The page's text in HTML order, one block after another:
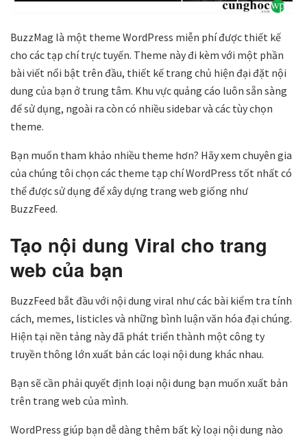
BuzzMag là một theme WordPress miễn phí được thiết kế
cho các tạp chí trực tuyến. Theme này đi kèm với một phần
bài viết nổi bật trên đầu, thiết kế trang chủ hiện đại đặt nội
dung của bạn ở trung tâm. Khu vực quảng cáo luôn sẵn sàng
để sử dụng, ngoài ra còn có nhiều sidebar và các tùy chọn
theme.
Bạn muốn tham khảo nhiều theme hơn? Hãy xem chuyên gia
của chúng tôi chọn các theme tạp chí WordPress tốt nhất có
thể được sử dụng để xây dựng trang web giống như
BuzzFeed.
Tạo nội dung Viral cho trang
web của bạn
BuzzFeed bắt đầu với nội dung viral như các bài kiểm tra tính
cách, memes, listicles và những bình luận văn hóa đại chúng.
Hiện tại nền tảng này đã phát triển thành một công ty
truyền thông lớn xuất bản các loại nội dung khác nhau.
Bạn sẽ cần phải quyết định loại nội dung bạn muốn xuất bản
trên trang web của mình.
WordPress giúp bạn dễ dàng thêm bất kỳ loại nội dung nào